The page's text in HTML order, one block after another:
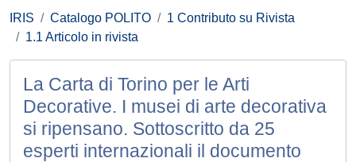
IRIS Catalogo POLITO
1 Contributo su Rivista
1.1 Articolo in rivista
La Carta di Torino per le Arti
Decorative. I musei di arte decorativa
si ripensano. Sottoscritto da 25
esperti internazionali il documento